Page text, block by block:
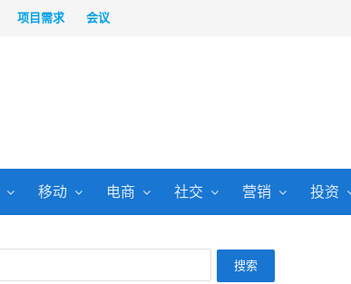
项目需求 会议
移动 电商 社交 营销 投资